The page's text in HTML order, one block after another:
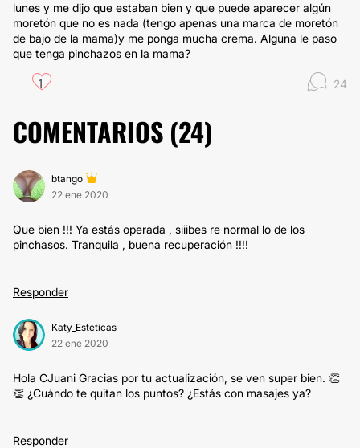
lunes y me dijo que estaban bien y que puede aparecer algún
moretón que no es nada (tengo apenas una marca de moretón
de bajo de la mama)y me ponga mucha crema. Alguna le paso
que tenga pinchazos en la mama?
1 24
COMENTARIOS (24)
btango
22 ene 2020
Que bien !!! Ya estás operada , siiibes re normal lo de los
pinchasos. Tranquila , buena recuperación !!!!
Responder
Katy_Esteticas
22 ene 2020
Hola CJuani Gracias por tu actualización, se ven super bien. 👏
👏 ¿Cuándo te quitan los puntos? ¿Estás con masajes ya?
Responder